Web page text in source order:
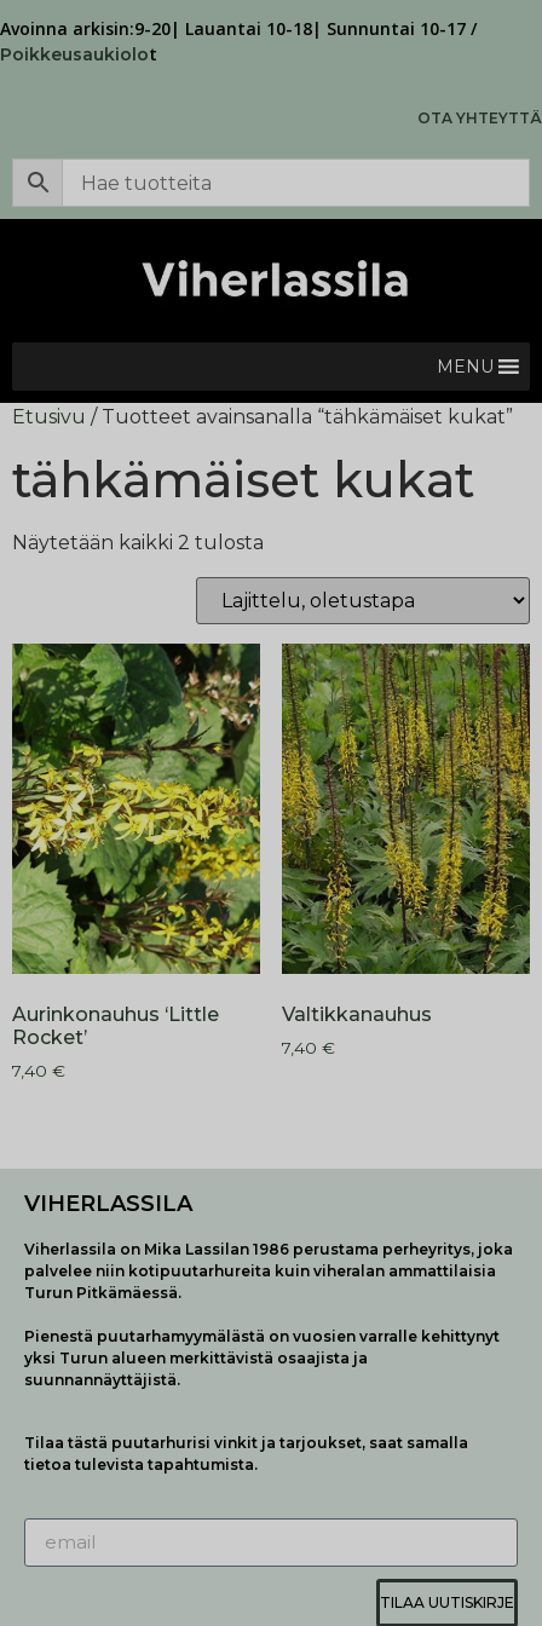
Avoinna arkisin:9-20| Lauantai 10-18| Sunnuntai 10-17 /
Poikkeusaukiolot
OTA YHTEYTTÄ
MENU
Etusivu / Tuotteet avainsanalla “tähkämäiset kukat”
tähkämäiset kukat
Näytetään kaikki 2 tulosta
Aurinkonauhus ‘Little
Rocket’
7,40 €
Valtikkanauhus
7,40 €
VIHERLASSILA
Viherlassila on Mika Lassilan 1986 perustama perheyritys, joka
palvelee niin kotipuutarhureita kuin viheralan ammattilaisia
Turun Pitkämäessä.
Pienestä puutarhamyymälästä on vuosien varralle kehittynyt
yksi Turun alueen merkittävistä osaajista ja
suunnannäyttäjistä.
Tilaa tästä puutarhurisi vinkit ja tarjoukset, saat samalla
tietoa tulevista tapahtumista.
TILAA UUTISKIRJE